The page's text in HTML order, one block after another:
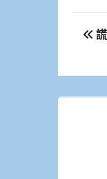
文
導